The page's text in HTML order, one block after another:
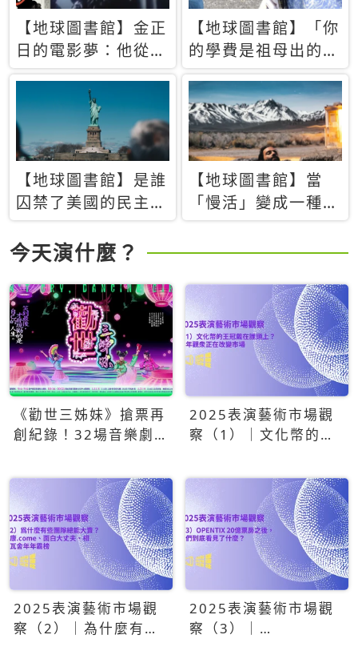
【地球圖書館】金正
日的電影夢：他從南
韓綁來導演和演員，
卻拍出諷刺獨裁者的
北韓電影《平壤怪
獸》
【地球圖書館】「你
的學費是祖母出的」
當孝順變成情緒勒
索，日本孫女弒親案
背後的照護壓力
【地球圖書館】是誰
囚禁了美國的民主？
當民主威脅到特權，
經濟學家長達半世紀
的反撲計畫
【地球圖書館】當
「慢活」變成一種商
品：社群時代，資本
主義如何包裝你的休
今天演什麼？
《勸世三姊妹》搶票再
創紀錄！32場音樂劇
2025表演藝術市場觀
察（1）｜文化幣的王
眾正在改變市場
2025表演藝術市場觀
察（2）｜為什麼有些
2025表演藝術市場觀
察（3）｜